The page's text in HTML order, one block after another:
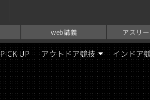
web講義 アスリ
PICK UP アウトドア競技 インドア